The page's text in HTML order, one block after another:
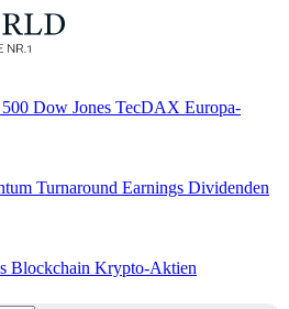
Dow Jones TecDAX Europa-
Turnaround Earnings Dividenden
Blockchain Krypto-Aktien